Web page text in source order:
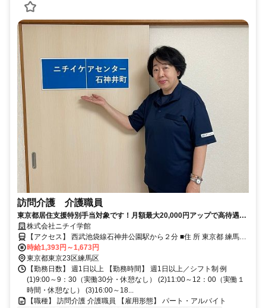
訪問介護 介護職員
東京都居住支援特別手当対象です！月額最大20,000円アップで高待遇！
子ども手当あり ニチイケアセンター石神井町で一緒に働きませんか
株式会社ニチイ学館
【アクセス】 西武池袋線石神井公園駅から２分 ■住 所 東京都 練馬区
石神井町1-26-10光栄ビル201 ■アクセス 西武池袋線石神井公園駅か
ら２分
時給1,393円～1,673円
東京都東京23区練馬区
【勤務日数】 週1日以上 【勤務時間】 週1日以上／シフト制 例
(1)9:00～9：30（実働30分・休憩なし） (2)11:00～12：00（実働１
時間・休憩なし） (3)16:00～18...
【職種】 訪問介護 介護職員 【雇用形態】 パート・アルバイト